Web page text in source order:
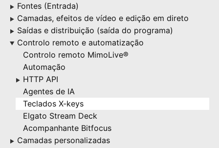
▶ Fontes (Entrada)
▶ Camadas, efeitos de vídeo e edição em direto
▶ Saídas e distribuição (saída do programa)
▶
Controlo remoto e automatização
Controlo remoto MimoLive®
Automação
▶ HTTP API
Agentes de IA
Teclados X-keys
Elgato Stream Deck
Acompanhante Bitfocus
▶ Camadas personalizadas